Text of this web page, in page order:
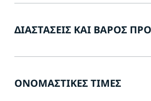
ΔΙΑΣΤΆΣΕΙΣ ΚΑΙ ΒΆΡΟΣ
ΟΝΟΜΑΣΤΙΚΈΣ ΤΙΜΈΣ